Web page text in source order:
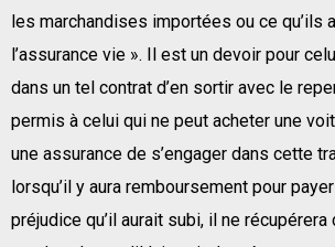
les marchandises importées ou ce qu’ils
l’assurance vie ». Il est un devoir pour
dans un tel contrat d’en sortir avec le
permis à celui qui ne peut acheter une
une assurance de s’engager dans cette
lorsqu’il y aura remboursement pour
préjudice qu’il aurait subi, il ne